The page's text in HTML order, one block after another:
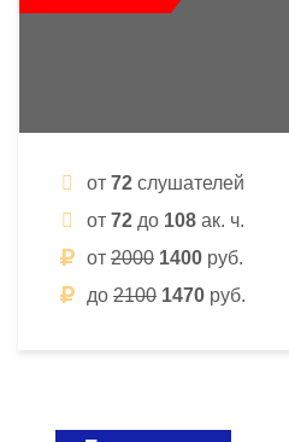
от 72 слушателей
от 72 до 108 ак. ч.
от 2000 1400 руб.
до 2100 1470 руб.